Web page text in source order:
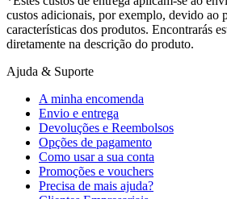
custos adicionais, por exemplo, devido ao
características dos produtos. Encontrarás
diretamente na descrição do produto.
Ajuda & Suporte
A minha encomenda
Envio e entrega
Devoluções e Reembolsos
Opções de pagamento
Como usar a sua conta
Promoções e vouchers
Precisa de mais ajuda?